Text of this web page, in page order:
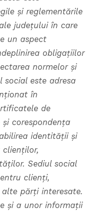
și reglementările
județului în care
un aspect
obligațiilor
normelor și
social este adresa
în
de
corespondența
identității și
Sediul social
clienți,
părți interesate.
și a unor informații